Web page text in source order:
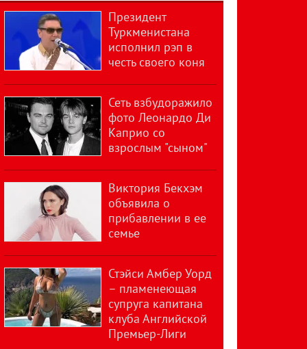
Президент
Туркменистана
исполнил рэп в
честь своего коня
Сеть взбудоражило
фото Леонардо Ди
Каприо со
взрослым "сыном"
Виктория Бекхэм
объявила о
прибавлении в ее
семье
Стэйси Амбер Уорд
– пламенеющая
супруга капитана
клуба Английской
Премьер-Лиги